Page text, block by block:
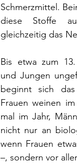
Schmerzmittel.
diese Stoffe
gleichzeitig das
Bis etwa zum
und Jungen
beginnt sich
Frauen weinen
mal im Jahr,
nicht nur an
wenn Frauen
–, sondern vor